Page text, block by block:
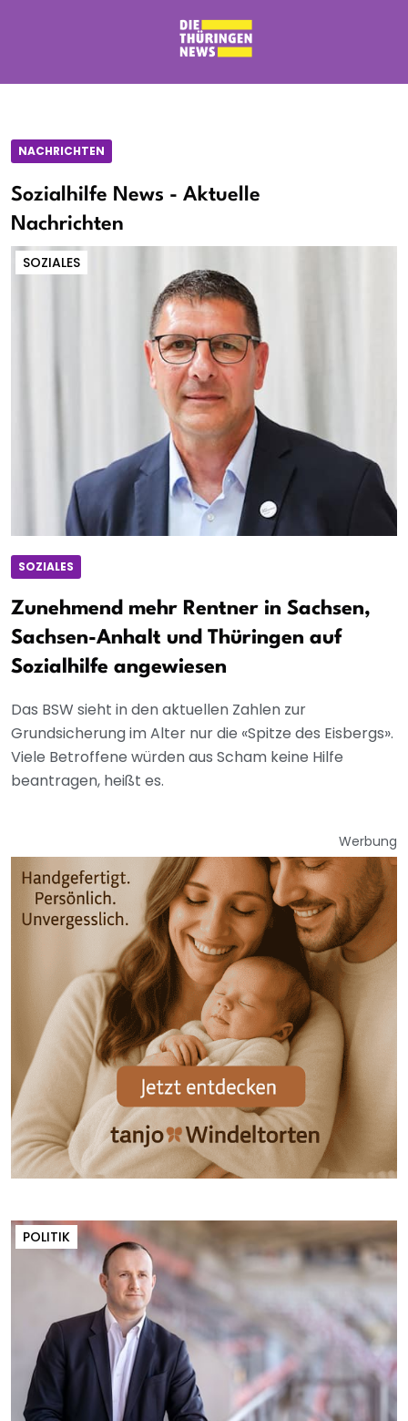
NACHRICHTEN
Sozialhilfe News - Aktuelle
Nachrichten
SOZIALES
SOZIALES
Zunehmend mehr Rentner in Sachsen,
Sachsen-Anhalt und Thüringen auf
Sozialhilfe angewiesen
Das BSW sieht in den aktuellen Zahlen zur
Grundsicherung im Alter nur die «Spitze des Eisbergs».
Viele Betroffene würden aus Scham keine Hilfe
beantragen, heißt es.
Werbung
POLITIK